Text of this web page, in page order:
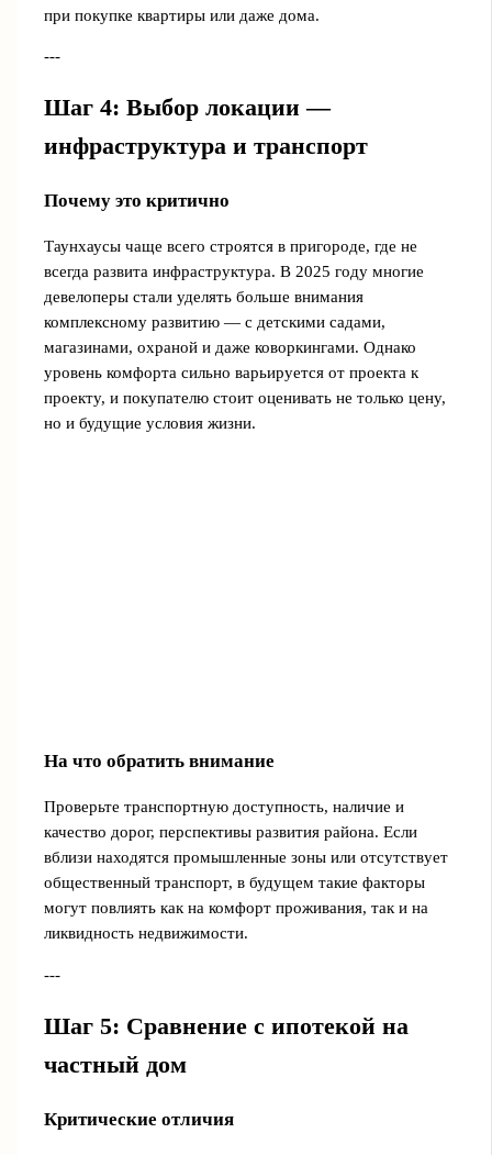
при покупке квартиры или даже дома.
---
Шаг 4: Выбор локации —
инфраструктура и транспорт
Почему это критично
Таунхаусы чаще всего строятся в пригороде, где не
всегда развита инфраструктура. В 2025 году многие
девелоперы стали уделять больше внимания
комплексному развитию — с детскими садами,
магазинами, охраной и даже коворкингами. Однако
уровень комфорта сильно варьируется от проекта к
проекту, и покупателю стоит оценивать не только цену,
но и будущие условия жизни.
На что обратить внимание
Проверьте транспортную доступность, наличие и
качество дорог, перспективы развития района. Если
вблизи находятся промышленные зоны или отсутствует
общественный транспорт, в будущем такие факторы
могут повлиять как на комфорт проживания, так и на
ликвидность недвижимости.
---
Шаг 5: Сравнение с ипотекой на
частный дом
Критические отличия